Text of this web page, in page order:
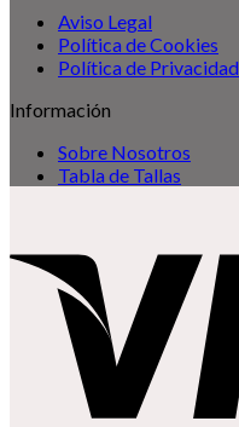
Aviso Legal
Política de Cookies
Política de Privacidad
Información
Sobre Nosotros
Tabla de Tallas